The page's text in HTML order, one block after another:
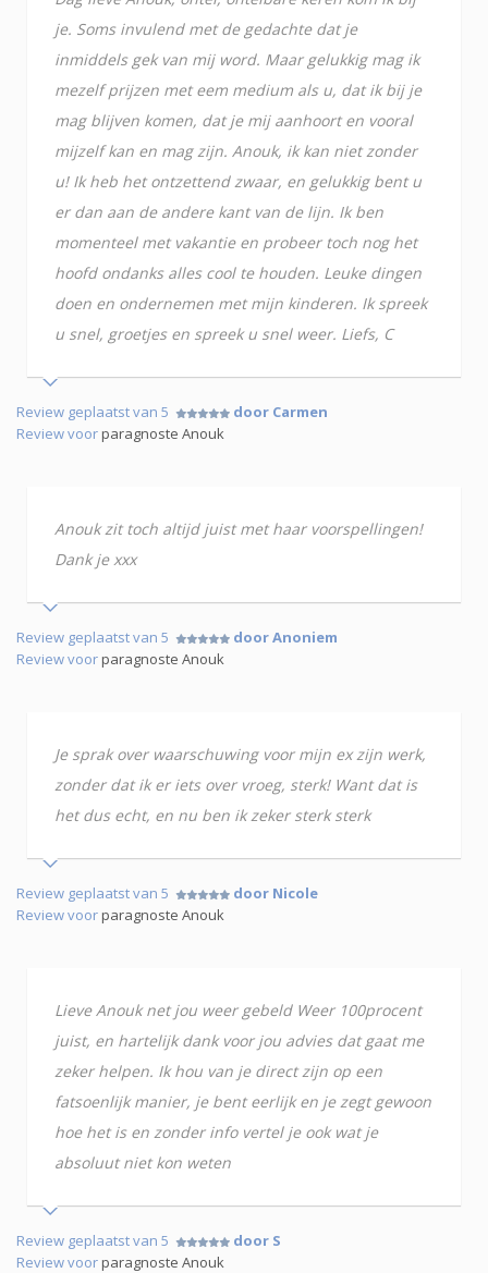
je. Soms invulend met de gedachte dat je
inmiddels gek van mij word. Maar gelukkig mag ik
mezelf prijzen met eem medium als u, dat ik bij je
mag blijven komen, dat je mij aanhoort en vooral
mijzelf kan en mag zijn. Anouk, ik kan niet zonder
u! Ik heb het ontzettend zwaar, en gelukkig bent u
er dan aan de andere kant van de lijn. Ik ben
momenteel met vakantie en probeer toch nog het
hoofd ondanks alles cool te houden. Leuke dingen
doen en ondernemen met mijn kinderen. Ik spreek
u snel, groetjes en spreek u snel weer. Liefs, C
Review geplaatst van 5
door Carmen
Review voorparagnoste Anouk
Anouk zit toch altijd juist met haar voorspellingen!
Dank je xxx
Review geplaatst van 5
door Anoniem
Review voorparagnoste Anouk
Je sprak over waarschuwing voor mijn ex zijn werk,
zonder dat ik er iets over vroeg, sterk! Want dat is
het dus echt, en nu ben ik zeker sterk sterk
Review geplaatst van 5
door Nicole
Review voorparagnoste Anouk
Lieve Anouk net jou weer gebeld Weer 100procent
juist, en hartelijk dank voor jou advies dat gaat me
zeker helpen. Ik hou van je direct zijn op een
fatsoenlijk manier, je bent eerlijk en je zegt gewoon
hoe het is en zonder info vertel je ook wat je
absoluut niet kon weten
Review geplaatst van 5
door S
Review voorparagnoste Anouk